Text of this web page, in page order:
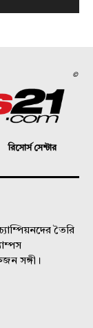
©
রিসোর্স সেন্টার
তৈরি
সঙ্গী।